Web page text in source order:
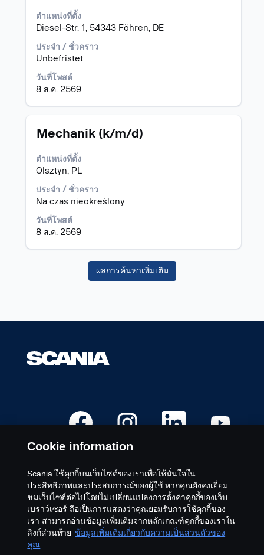
ตำแหน่งที่ตั้ง
Diesel-Str. 1, 54343 Föhren, DE
ประจำ / ชั่วคราว
Unbefristet
วันที่โพสต์
8 ส.ค. 2569
Bar
เพื่อ
ดู
เนื้อหา
เต็ม
ของ
ตำแหน่ง
Mechanik (k/m/d)
ตำแหน่งที่ตั้ง
Olsztyn, PL
ประจำ / ชั่วคราว
Na czas nieokreślony
วันที่โพสต์
8 ส.ค. 2569
เลือก
ใช้
Space
เพื่อ
ดู
เนื้อหา
แบบ
เต็ม
ของ
ผลการค้นหาเพิ่มเติม
ปิ
ด
น
แ
บ
ใ
ห
ม่
ปิ
ด
น
แ
บ
ใ
ห
ม่
ด
บ
ใ
ห
ม่
ด
ห
ม่
ตำแหน่งงานที่ว่าง
สถานที่ของตำแหน่งงาน
ติดต่อเรา
เกี่ยวกับ Scania
Cookie information
Scania ใช้คุกกี้บนเว็บไซต์ของเราเพื่อให้มั่นใจใน
ประสิทธิภาพและประสบการณ์ของผู้ใช้ หากคุณยังคงเยี่ยม
ชมเว็บไซต์ต่อไปโดยไม่เปลี่ยนแปลงการตั้งค่าคุกกี้ของเว็บ
เบราว์เซอร์ ถือเป็นการแสดงว่าคุณยอมรับการใช้คุกกี้ของ
เรา สามารถอ่านข้อมูลเพิ่มเติมจากหลักเกณฑ์คุกกี้ของเราใน
ลิงก์ส่วนท้าย ข้อมูลเพิ่มเติมเกี่ยวกับความเป็นส่วนตัวของ
คุณ